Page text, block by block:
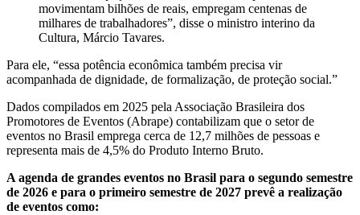
movimentam bilhões de reais, empregam centenas de
milhares de trabalhadores”, disse o ministro interino da
Cultura, Márcio Tavares.
Para ele, “essa potência econômica também precisa vir
acompanhada de dignidade, de formalização, de proteção social.”
Dados compilados em 2025 pela Associação Brasileira dos
Promotores de Eventos (Abrape) contabilizam que o setor de
eventos no Brasil emprega cerca de 12,7 milhões de pessoas e
representa mais de 4,5% do Produto Interno Bruto.
A agenda de grandes eventos no Brasil para o segundo semestre
de 2026 e para o primeiro semestre de 2027 prevê a realização
de eventos como: